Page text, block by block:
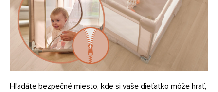
Hľadáte bezpečné miesto, kde si vaše dieťatko môže hrať,